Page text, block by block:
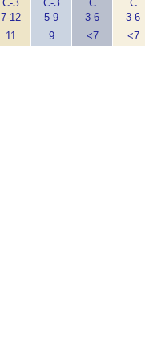
С-З
7-12
11
С-З
5-9
9
С
3-6
<7
С
3-6
<7